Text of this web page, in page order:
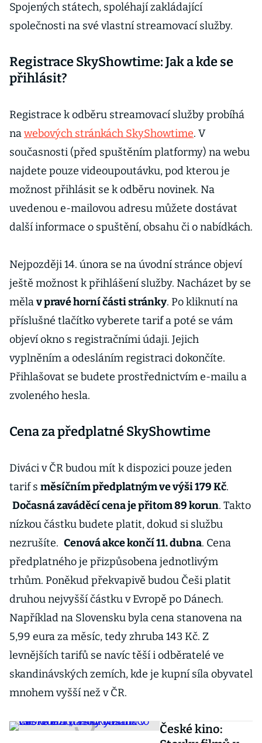
Spojených státech, spoléhají zakládající
společnosti na své vlastní streamovací služby.
Registrace SkyShowtime: Jak a kde se
přihlásit?
Registrace k odběru streamovací služby probíhá
nawebových stránkách SkyShowtime. V
současnosti (před spuštěním platformy) na webu
najdete pouze videoupoutávku, pod kterou je
možnost přihlásit se k odběru novinek. Na
uvedenou e-mailovou adresu můžete dostávat
další informace o spuštění, obsahu či o nabídkách.
Nejpozději 14. února se na úvodní stránce objeví
ještě možnost k přihlášení služby. Nacházet by se
mělav pravé horní části stránky. Po kliknutí na
příslušné tlačítko vyberete tarif a poté se vám
objeví okno s registračními údaji. Jejich
vyplněním a odesláním registraci dokončíte.
Přihlašovat se budete prostřednictvím e-mailu a
zvoleného hesla.
Cena za předplatné SkyShowtime
Diváci v ČR budou mít k dispozici pouze jeden
tarif s měsíčním předplatným ve výši 179 Kč.
Dočasná zaváděcí cena je přitom 89 korun. Takto
nízkou částku budete platit, dokud si službu
nezrušíte. Cenová akce končí 11. dubna. Cena
předplatného je přizpůsobena jednotlivým
trhům. Poněkud překvapivě budou Češi platit
druhou nejvyšší částku v Evropě po Dánech.
Například na Slovensku byla cena stanovena na
5,99 eura za měsíc, tedy zhruba 143 Kč. Z
levnějších tarifů se navíc těší i odběratelé ve
skandinávských zemích, kde je kupní síla obyvatel
mnohem vyšší než v ČR.
České kino: